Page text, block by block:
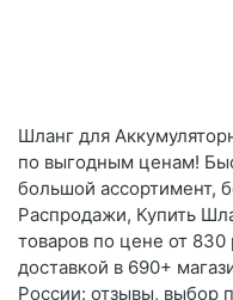
Шланг для
по выгодным ценам!
большой ассортимент,
Распродажи, Купить
товаров по цене от
доставкой в 690+
России: отзывы, выбор